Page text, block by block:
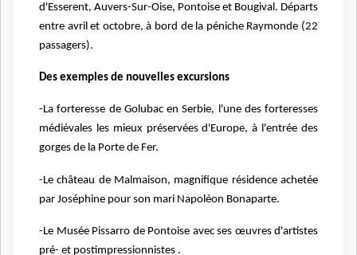
d'Esserent, Auvers-Sur-Oise, Pontoise et Bougival. Départs
entre avril et octobre, à bord de la péniche Raymonde (22
passagers).
Des exemples de nouvelles excursions
-La forteresse de Golubac en Serbie, l'une des forteresses
médiévales les mieux préservées d'Europe, à l'entrée des
gorges de la Porte de Fer.
-Le château de Malmaison, magnifique résidence achetée
par Joséphine pour son mari Napoléon Bonaparte.
-Le Musée Pissarro de Pontoise avec ses œuvres d'artistes
pré- et postimpressionnistes .